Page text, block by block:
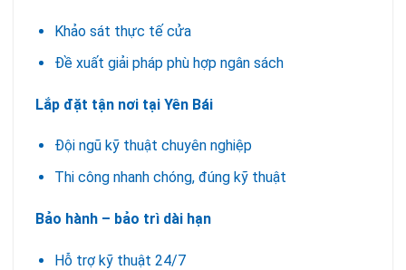
Khảo sát thực tế cửa
Đề xuất giải pháp phù hợp ngân sách
Lắp đặt tận nơi tại Yên Bái
Đội ngũ kỹ thuật chuyên nghiệp
Thi công nhanh chóng, đúng kỹ thuật
Bảo hành – bảo trì dài hạn
Hỗ trợ kỹ thuật 24/7